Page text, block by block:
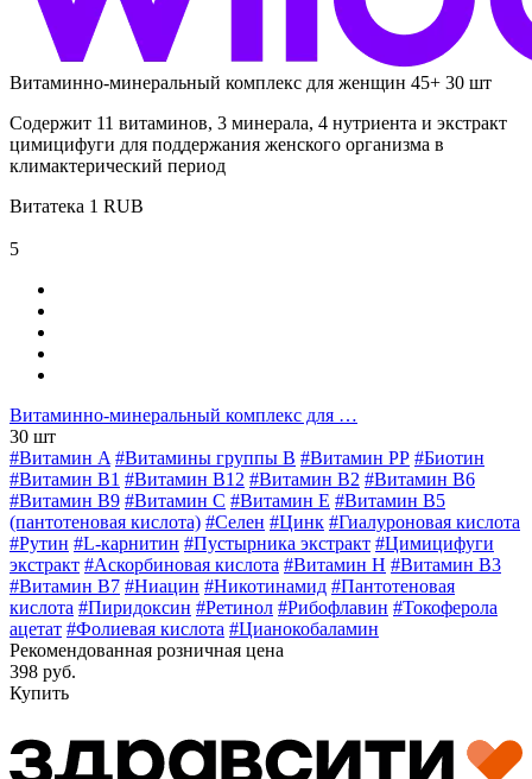
Витаминно-минеральный комплекс для женщин 45+ 30 шт
Содержит 11 витаминов, 3 минерала, 4 нутриента и экстракт
цимицифуги для поддержания женского организма в
климактерический период
Витатека 1 RUB
5
Витаминно-минеральный комплекс для …
30 шт
#Витамин A #Витамины группы В #Витамин РР #Биотин
#Витамин B1 #Витамин B12 #Витамин B2 #Витамин B6
#Витамин B9 #Витамин C #Витамин E #Витамин В5
(пантотеновая кислота) #Селен #Цинк #Гиалуроновая кислота
#Рутин #L-карнитин #Пустырника экстракт #Цимицифуги
экстракт #Аскорбиновая кислота #Витамин H #Витамин В3
#Витамин В7 #Ниацин #Никотинамид #Пантотеновая
кислота #Пиридоксин #Ретинол #Рибофлавин #Токоферола
ацетат #Фолиевая кислота #Цианокобаламин
Рекомендованная розничная цена
398 руб.
Купить